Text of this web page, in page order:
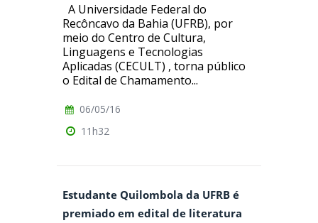
A Universidade Federal do
Recôncavo da Bahia (UFRB), por
meio do Centro de Cultura,
Linguagens e Tecnologias
Aplicadas (CECULT) , torna público
o Edital de Chamamento...
06/05/16
11h32
Estudante Quilombola da UFRB é
premiado em edital de literatura